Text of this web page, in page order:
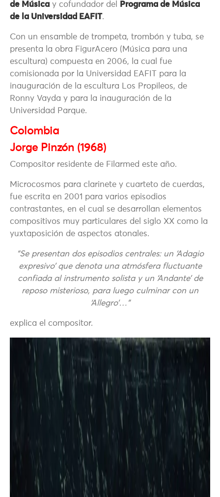
de Música y cofundador del
Programa de Música
de la Universidad EAFIT.
Con un ensamble de trompeta, trombón y tuba, se
presenta la obra FigurAcero (Música para una
escultura) compuesta en 2006, la cual fue
comisionada por la Universidad EAFIT para la
inauguración de la escultura Los Propileos, de
Ronny Vayda y para la inauguración de la
Universidad Parque.
Colombia
Jorge Pinzón (1968)
Compositor residente de Filarmed este año.
Microcosmos para clarinete y cuarteto de cuerdas,
fue escrita en 2001 para varios episodios
contrastantes, en el cual se desarrollan elementos
compositivos muy particulares del siglo XX como la
yuxtaposición de aspectos atonales.
“Se presentan dos episodios centrales: un ‘Adagio
expresivo’ que denota una atmósfera fluctuante
confiada al instrumento solista y un ‘Andante’ de
reposo misterioso, para luego culminar con un
‘Allegro’…”
explica el compositor.